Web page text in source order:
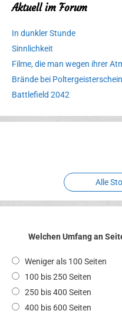
Aktuell im Forum
In dunkler Stunde
Sinnlichkeit
Filme, die man wegen ihrer
Brände bei
Battlefield 2042
Erlebnispark
Alle
Welchen Umfang an
Weniger als 100 Seiten
100 bis 250 Seiten
250 bis 400 Seiten
400 bis 600 Seiten